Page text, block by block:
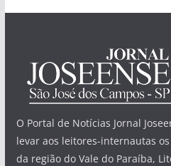
O Portal de Notícias Jornal
levar aos leitores-internautas
da região do Vale do Paraíba,